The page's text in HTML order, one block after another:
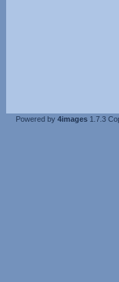
Powered by 4images 1.7.3